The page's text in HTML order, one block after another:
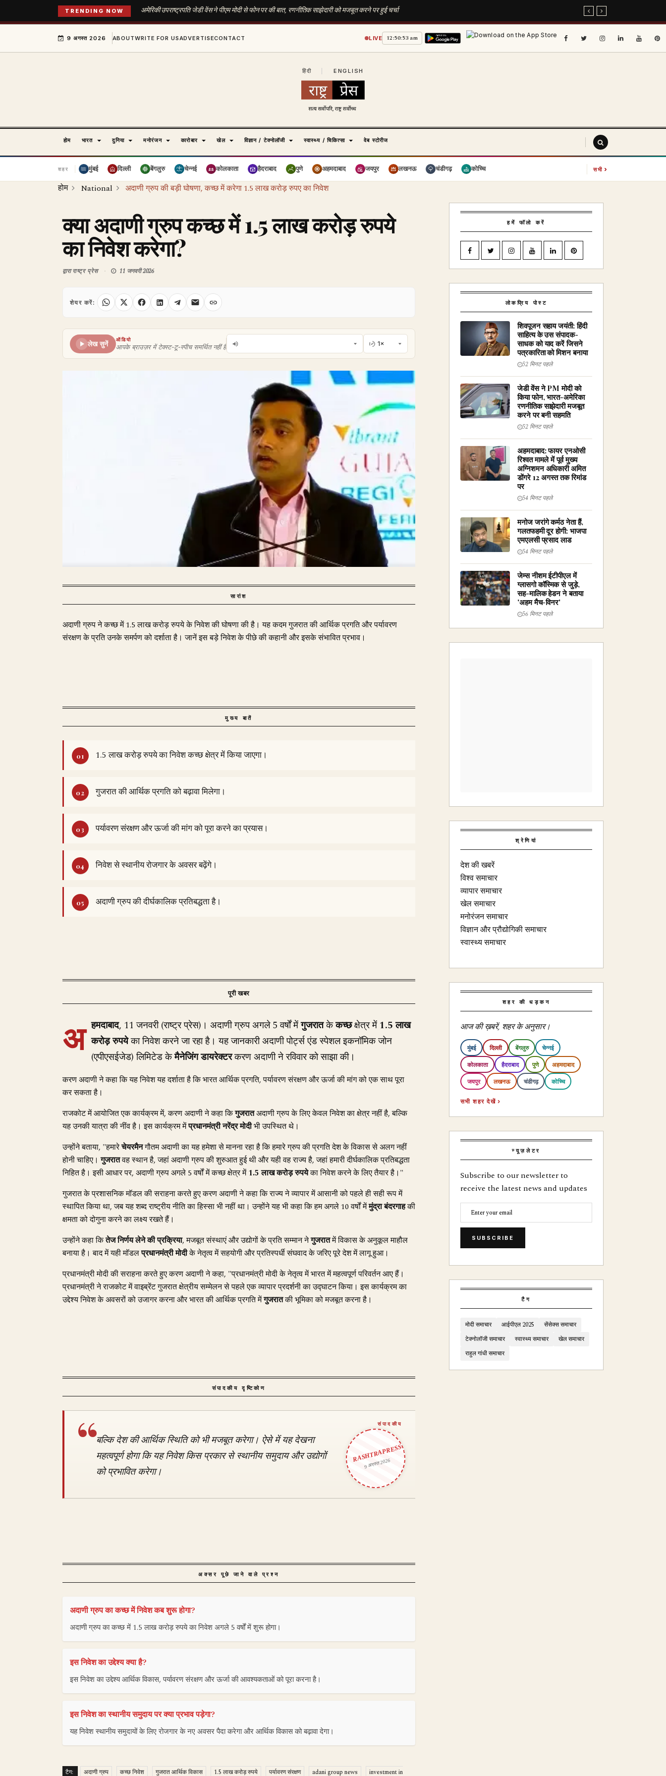
TRENDING NOW अमेरिकी उपराष्ट्रपति जेडी वेंस ने पीएम मोदी से फोन पर की बात, रणनीतिक साझेदारी को मजबूत करने पर हुई चर्चा
9 अगस्त 2026 ABOUTWRITE FOR USADVERTISECONTACT LIVE 12:50:54 am
हिंदी ENGLISH
होम भारत दुनिया मनोरंजन कारोबार खेल विज्ञान / टेक्नोलॉजी स्वास्थ्य / चिकित्सा वेब स्टोरीज
शहर मुंबई दिल्ली बेंगलुरु चेन्नई कोलकाता हैदराबाद पुणे अहमदाबाद जयपुर लखनऊ चंडीगढ़ कोच्चि सभी›
होम National अदाणी ग्रुप की बड़ी घोषणा, कच्छ में करेगा 1.5 लाख करोड़ रुपए का निवेश
क्या अदाणी ग्रुप कच्छ में 1.5 लाख करोड़ रुपये
का निवेश करेगा?
द्वाराराष्ट्र प्रेस 11 जनवरी 2026
शेयर करें:
लेख सुनें
ऑडियो
आपके ब्राउज़र में टेक्स्ट-टू-स्पीच समर्थित नहीं है
सारांश
अदाणी ग्रुप ने कच्छ में 1.5 लाख करोड़ रुपये के निवेश की घोषणा की है। यह कदम गुजरात की आर्थिक प्रगति और पर्यावरण
संरक्षण के प्रति उनके समर्पण को दर्शाता है। जानें इस बड़े निवेश के पीछे की कहानी और इसके संभावित प्रभाव।
मुख्य बातें
1.5 लाख करोड़ रुपये का निवेश कच्छ क्षेत्र में किया जाएगा।
गुजरात की आर्थिक प्रगति को बढ़ावा मिलेगा।
पर्यावरण संरक्षण और ऊर्जा की मांग को पूरा करने का प्रयास।
निवेश से स्थानीय रोजगार के अवसर बढ़ेंगे।
अदाणी ग्रुप की दीर्घकालिक प्रतिबद्धता है।
अ हमदाबाद, 11 जनवरी (राष्ट्र प्रेस)। अदाणी ग्रुप अगले 5 वर्षों मेंगुजरातकेकच्छक्षेत्र में 1.5 लाख
करोड़ रुपयेका निवेश करने जा रहा है। यह जानकारी अदाणी पोर्ट्स एंड स्पेशल इकनॉमिक जोन
(एपीएसईजेड) लिमिटेड केमैनेजिंग डायरेक्टरकरण अदाणी ने रविवार को साझा की।
करण अदाणी ने कहा कि यह निवेश यह दर्शाता है कि भारत आर्थिक प्रगति, पर्यावरण संरक्षण और ऊर्जा की मांग को एक साथ पूरा
कर सकता है।
राजकोट में आयोजित एक कार्यक्रम में, करण अदाणी ने कहा किगुजरातअदाणी ग्रुप के लिए केवल निवेश का क्षेत्र नहीं है, बल्कि
यह उनकी यात्रा की नींव है। इस कार्यक्रम मेंप्रधानमंत्री नरेंद्र मोदीभी उपस्थित थे।
उन्होंने बताया, "हमारेचेयरमैनगौतम अदाणी का यह हमेशा से मानना रहा है कि हमारे ग्रुप की प्रगति देश के विकास से अलग नहीं
होनी चाहिए।गुजरातवह स्थान है, जहां अदाणी ग्रुप की शुरुआत हुई थी और यही वह राज्य है, जहां हमारी दीर्घकालिक प्रतिबद्धता
निहित है। इसी आधार पर, अदाणी ग्रुप अगले 5 वर्षों में कच्छ क्षेत्र में1.5 लाख करोड़ रुपयेका निवेश करने के लिए तैयार है।"
गुजरात के प्रशासनिक मॉडल की सराहना करते हुए करण अदाणी ने कहा कि राज्य ने व्यापार में आसानी को पहले ही सही रूप में
स्थापित किया था, जब यह शब्द राष्ट्रीय नीति का हिस्सा भी नहीं था। उन्होंने यह भी कहा कि हम अगले 10 वर्षों मेंमुंद्रा बंदरगाहकी
क्षमता को दोगुना करने का लक्ष्य रखते हैं।
उन्होंने कहा कितेज निर्णय लेने की प्रक्रिया, मजबूत संस्थाएं और उद्योगों के प्रति सम्मान नेगुजरातमें विकास के अनुकूल माहौल
बनाया है। बाद में यही मॉडलप्रधानमंत्री मोदीके नेतृत्व में सहयोगी और प्रतिस्पर्धी संघवाद के जरिए पूरे देश में लागू हुआ।
प्रधानमंत्री मोदी की सराहना करते हुए करण अदाणी ने कहा, "प्रधानमंत्री मोदी के नेतृत्व में भारत में महत्वपूर्ण परिवर्तन आए हैं।
प्रधानमंत्री ने राजकोट में वाइब्रेंट गुजरात क्षेत्रीय सम्मेलन से पहले एक व्यापार प्रदर्शनी का उद्घाटन किया। इस कार्यक्रम का
उद्देश्य निवेश के अवसरों को उजागर करना और भारत की आर्थिक प्रगति मेंगुजरातकी भूमिका को मजबूत करना है।
संपादकीय दृष्टिकोण
बल्कि देश की आर्थिक स्थिति को भी मजबूत करेगा। ऐसे में यह देखना
महत्वपूर्ण होगा कि यह निवेश किस प्रकार से स्थानीय समुदाय और उद्योगों
को प्रभावित करेगा।
RASHTRAPRESS
9 अगस्त 2026
अक्सर पूछे जाने वाले प्रश्न
अदाणी ग्रुप का कच्छ में निवेश कब शुरू होगा?
अदाणी ग्रुप का कच्छ में 1.5 लाख करोड़ रुपये का निवेश अगले 5 वर्षों में शुरू होगा।
इस निवेश का उद्देश्य क्या है?
इस निवेश का उद्देश्य आर्थिक विकास, पर्यावरण संरक्षण और ऊर्जा की आवश्यकताओं को पूरा करना है।
इस निवेश का स्थानीय समुदाय पर क्या प्रभाव पड़ेगा?
यह निवेश स्थानीय समुदायों के लिए रोजगार के नए अवसर पैदा करेगा और आर्थिक विकास को बढ़ावा देगा।
टैग: अदाणी ग्रुप कच्छ निवेश गुजरात आर्थिक विकास 1.5 लाख करोड़ रुपये पर्यावरण संरक्षण adani group news investment in
हमें फॉलो करें
लोकप्रिय पोस्ट
शिवपूजन सहाय जयंती: हिंदी
साहित्य के उस संपादक-
साधक को याद करें जिसने
पत्रकारिता को मिशन बनाया
52 मिनट पहले
जेडी वेंस ने PM मोदी को
किया फोन, भारत-अमेरिका
रणनीतिक साझेदारी मजबूत
करने पर बनी सहमति
52 मिनट पहले
अहमदाबाद: फायर एनओसी
रिश्वत मामले में पूर्व मुख्य
अग्निशमन अधिकारी अमित
डोंगरे 12 अगस्त तक रिमांड
पर
54 मिनट पहले
मनोज जरांगे कर्मठ नेता हैं,
गलतफहमी दूर होगी: भाजपा
एमएलसी प्रसाद लाड
54 मिनट पहले
जेम्स नीशम ईटीपीएल में
ग्लासगो कॉस्मिक से जुड़े,
सह-मालिक हेडन ने बताया
'अहम मैच-विनर'
56 मिनट पहले
श्रेणियां
देश की खबरें
विश्व समाचार
व्यापार समाचार
खेल समाचार
मनोरंजन समाचार
विज्ञान और प्रौद्योगिकी समाचार
स्वास्थ्य समाचार
शहर की धड़कन
आज की ख़बरें, शहर के अनुसार।
मुंबई दिल्ली बेंगलुरु चेन्नई
कोलकाता हैदराबाद पुणे अहमदाबाद
जयपुर लखनऊ चंडीगढ़ कोच्चि
सभी शहर देखें ›
न्यूज़लेटर
Subscribe to our newsletter to
receive the latest news and updates
SUBSCRIBE
टैग
मोदी समाचार आईपीएल 2025
सेंसेक्स समाचार
टेक्नोलॉजी समाचार
स्वास्थ्य समाचार
खेल समाचार
राहुल गांधी समाचार